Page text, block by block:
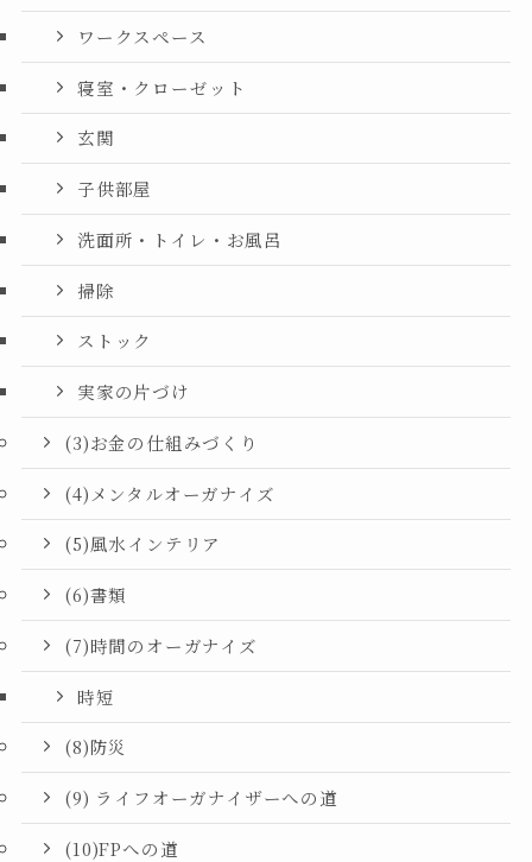
ワークスペース
寝室・クローゼット
玄関
子供部屋
洗面所・トイレ・お風呂
掃除
ストック
実家の片づけ
(3)お金の仕組みづくり
(4)メンタルオーガナイズ
(5)風水インテリア
(6)書類
(7)時間のオーガナイズ
時短
(8)防災
(9) ライフオーガナイザーへの道
(10)FPへの道